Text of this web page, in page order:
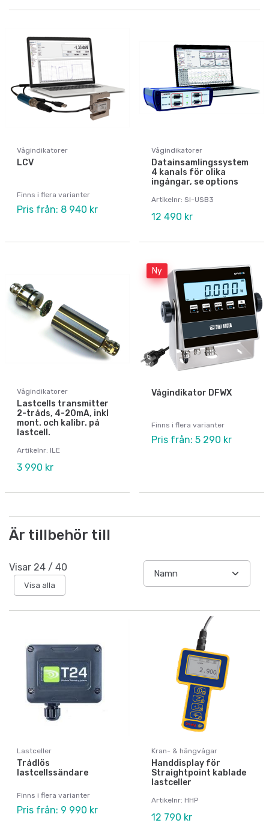
Vågindikatorer
LCV
Finns i flera varianter
Pris från: 8 940 kr
Vågindikatorer
Datainsamlingssystem
4 kanals för olika
ingångar, se options
Artikelnr: SI-USB3
12 490 kr
Vågindikatorer
Lastcells transmitter
2-tråds, 4-20mA, inkl
mont. och kalibr. på
lastcell.
Artikelnr: ILE
3 990 kr
Ny
Vågindikator DFWX
Finns i flera varianter
Pris från: 5 290 kr
Är tillbehör till
Visar 24 / 40
Visa alla
Lastceller
Trådlös
lastcellssändare
Finns i flera varianter
Pris från: 9 990 kr
Kran- & hängvågar
Handdisplay för
Straightpoint kablade
lastceller
Artikelnr: HHP
12 790 kr